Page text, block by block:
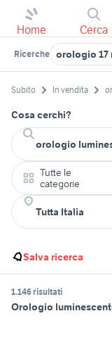
Home Cerca
Ricerche orologio 17
Subito In vendita
Cosa cerchi?
Tutte le
categorie
Salva ricerca
1.146 risultati
Orologio